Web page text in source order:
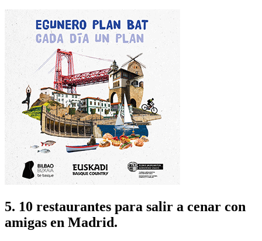
5. 10 restaurantes para salir a cenar con
amigas en Madrid.